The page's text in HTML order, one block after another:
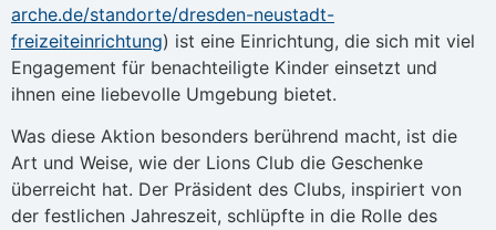
arche.de/standorte/dresden-neustadt-
freizeiteinrichtung) ist eine Einrichtung, die sich mit viel
Engagement für benachteiligte Kinder einsetzt und
ihnen eine liebevolle Umgebung bietet.
Was diese Aktion besonders berührend macht, ist die
Art und Weise, wie der Lions Club die Geschenke
überreicht hat. Der Präsident des Clubs, inspiriert von
der festlichen Jahreszeit, schlüpfte in die Rolle des